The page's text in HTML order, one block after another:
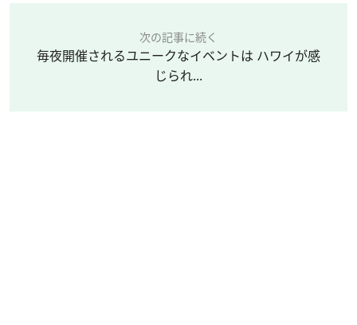
次の記事に続く
毎夜開催されるユニークなイベントは ハワイが感
じられ...